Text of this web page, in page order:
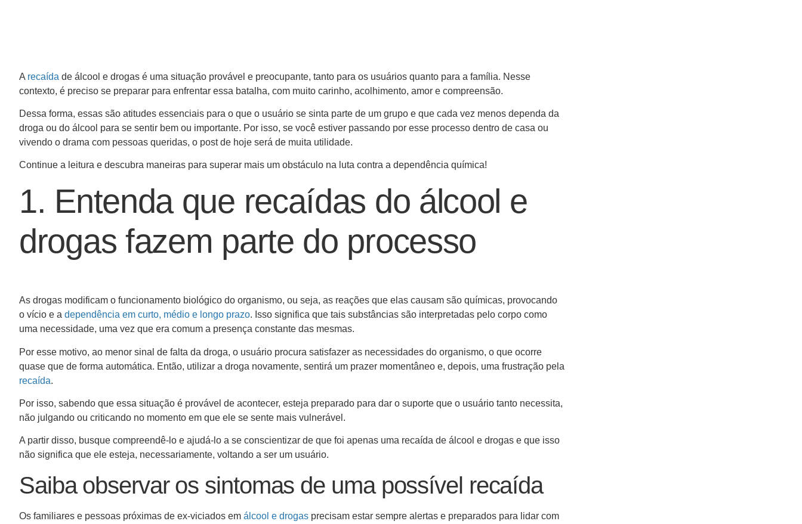
A recaída de álcool e drogas é uma situação provável e preocupante, tanto para os usuários quanto para a família. Nesse
contexto, é preciso se preparar para enfrentar essa batalha, com muito carinho, acolhimento, amor e compreensão.
Dessa forma, essas são atitudes essenciais para o que o usuário se sinta parte de um grupo e que cada vez menos dependa da
droga ou do álcool para se sentir bem ou importante. Por isso, se você estiver passando por esse processo dentro de casa ou
vivendo o drama com pessoas queridas, o post de hoje será de muita utilidade.
Continue a leitura e descubra maneiras para superar mais um obstáculo na luta contra a dependência química!
1. Entenda que recaídas do álcool e
drogas fazem parte do processo
As drogas modificam o funcionamento biológico do organismo, ou seja, as reações que elas causam são químicas, provocando
o vício e a dependência em curto, médio e longo prazo. Isso significa que tais substâncias são interpretadas pelo corpo como
uma necessidade, uma vez que era comum a presença constante das mesmas.
Por esse motivo, ao menor sinal de falta da droga, o usuário procura satisfazer as necessidades do organismo, o que ocorre
quase que de forma automática. Então, utilizar a droga novamente, sentirá um prazer momentâneo e, depois, uma frustração pela
recaída.
Por isso, sabendo que essa situação é provável de acontecer, esteja preparado para dar o suporte que o usuário tanto necessita,
não julgando ou criticando no momento em que ele se sente mais vulnerável.
A partir disso, busque compreendê-lo e ajudá-lo a se conscientizar de que foi apenas uma recaída de álcool e drogas e que isso
não significa que ele esteja, necessariamente, voltando a ser um usuário.
Saiba observar os sintomas de uma possível recaída
Os familiares e pessoas próximas de ex-viciados em álcool e drogas precisam estar sempre alertas e preparados para lidar com